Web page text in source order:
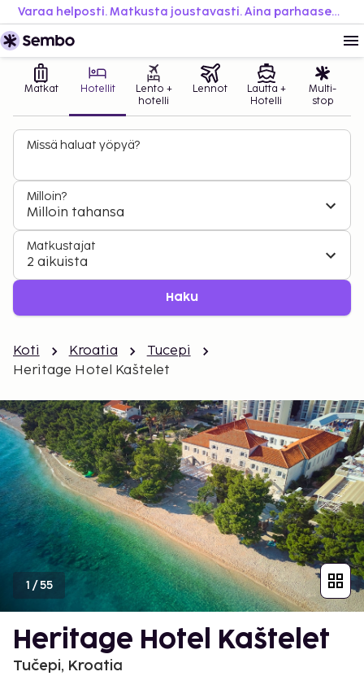
Varaa helposti. Matkusta joustavasti. Aina parhaaseen hintaan.
Matkat Hotellit
Lento +
hotelli
Lennot
Lautta +
Hotelli
Multi-
stop
Missä haluat yöpyä?
Milloin?
Milloin tahansa
Matkustajat
2 aikuista
Haku
Koti Kroatia
Tucepi
Heritage Hotel Kaštelet
1 /55
Heritage Hotel Kaštelet
Tučepi, Kroatia